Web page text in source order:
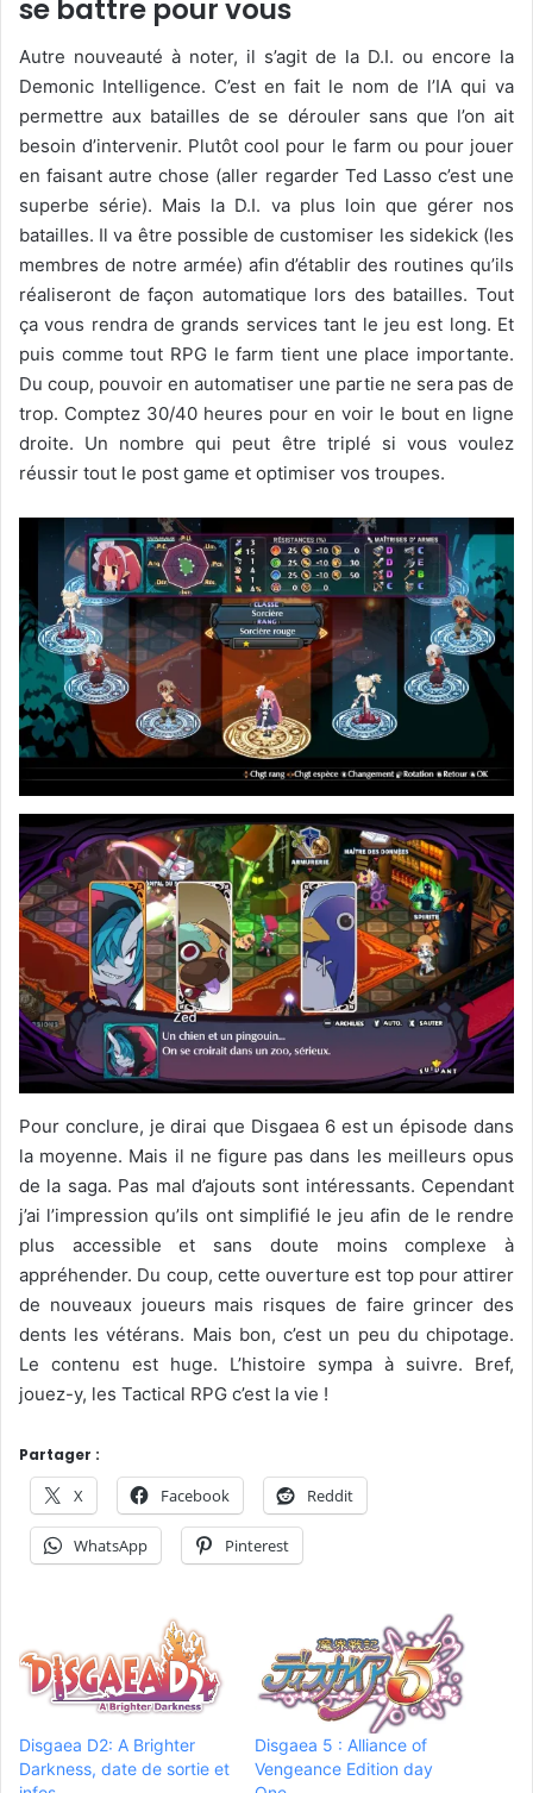
se battre pour vous
Autre nouveauté à noter, il s’agit de la D.I. ou encore la
Demonic Intelligence. C’est en fait le nom de l’IA qui va
permettre aux batailles de se dérouler sans que l’on ait
besoin d’intervenir. Plutôt cool pour le farm ou pour jouer
en faisant autre chose (aller regarder Ted Lasso c’est une
superbe série). Mais la D.I. va plus loin que gérer nos
batailles. Il va être possible de customiser les sidekick (les
membres de notre armée) afin d’établir des routines qu’ils
réaliseront de façon automatique lors des batailles. Tout
ça vous rendra de grands services tant le jeu est long. Et
puis comme tout RPG le farm tient une place importante.
Du coup, pouvoir en automatiser une partie ne sera pas de
trop. Comptez 30/40 heures pour en voir le bout en ligne
droite. Un nombre qui peut être triplé si vous voulez
réussir tout le post game et optimiser vos troupes.
Pour conclure, je dirai que Disgaea 6 est un épisode dans
la moyenne. Mais il ne figure pas dans les meilleurs opus
de la saga. Pas mal d’ajouts sont intéressants. Cependant
j’ai l’impression qu’ils ont simplifié le jeu afin de le rendre
plus accessible et sans doute moins complexe à
appréhender. Du coup, cette ouverture est top pour attirer
de nouveaux joueurs mais risques de faire grincer des
dents les vétérans. Mais bon, c’est un peu du chipotage.
Le contenu est huge. L’histoire sympa à suivre. Bref,
jouez-y, les Tactical RPG c’est la vie !
Partager :
X Facebook Reddit
WhatsApp Pinterest
Disgaea D2: A Brighter
Darkness, date de sortie et
Disgaea 5 : Alliance of
Vengeance Edition day